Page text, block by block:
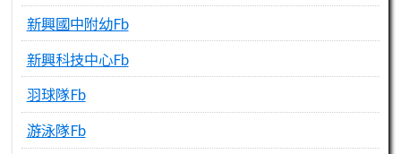
新興國中附幼Fb
新興科技中心Fb
羽球隊Fb
游泳隊Fb